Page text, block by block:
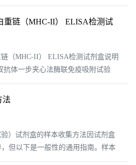
法酶联免疫吸附试验（ELI...
重链（MHC-II） ELISA检测试
（MHC-II） ELISA检测试剂盒说明
抗体一步夹心法酶联免疫吸附试验
球蛋白重链（MHC-II）抗体的包被
准品、HR...
法
）试剂盒的样本收集方法因试剂盒
但以下是一般性的通用指南。样本
结果，因此务必遵循试剂盒说明书